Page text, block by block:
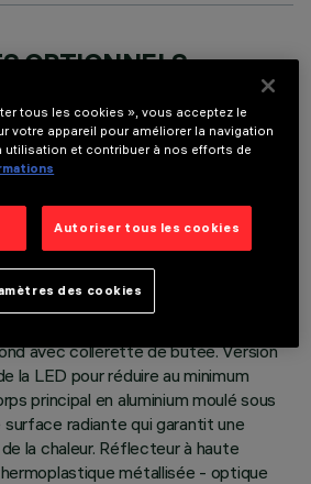
OPTIONNELS
05/08/2026
avec collerette de butée. Version
la LED pour réduire au minimum
principal en aluminium moulé sous
radiante qui garantit une
la chaleur. Réflecteur à haute
métallisée - optique
tous les cookies », vous acceptez le
votre appareil pour améliorer la navigation
utilisation et contribuer à nos efforts de
Autoriser tous les cookies
des cookies